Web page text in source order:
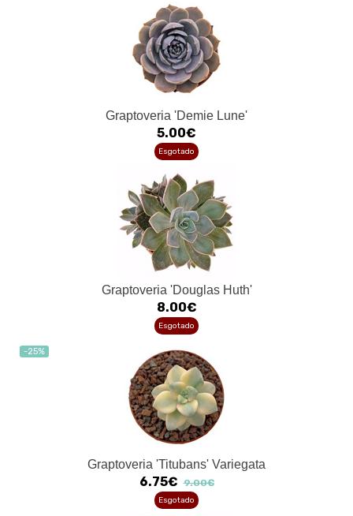
Graptoveria 'Demie Lune'
5.00€
Esgotado
Graptoveria 'Douglas Huth'
8.00€
Esgotado
-25%
Graptoveria 'Titubans' Variegata
6.75€ 9.00€
Esgotado